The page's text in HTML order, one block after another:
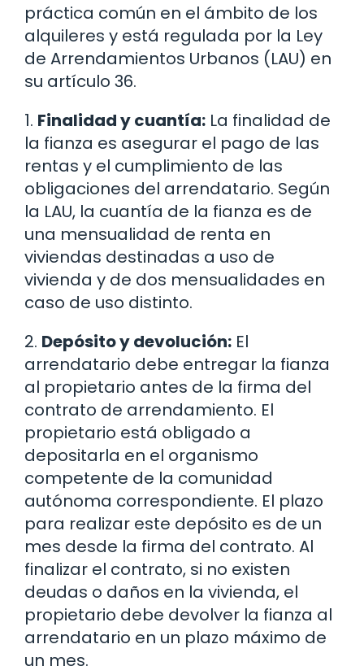
práctica común en el ámbito de los
alquileres y está regulada por la Ley
de Arrendamientos Urbanos (LAU) en
su artículo 36.
1. Finalidad y cuantía: La finalidad de
la fianza es asegurar el pago de las
rentas y el cumplimiento de las
obligaciones del arrendatario. Según
la LAU, la cuantía de la fianza es de
una mensualidad de renta en
viviendas destinadas a uso de
vivienda y de dos mensualidades en
caso de uso distinto.
2. Depósito y devolución: El
arrendatario debe entregar la fianza
al propietario antes de la firma del
contrato de arrendamiento. El
propietario está obligado a
depositarla en el organismo
competente de la comunidad
autónoma correspondiente. El plazo
para realizar este depósito es de un
mes desde la firma del contrato. Al
finalizar el contrato, si no existen
deudas o daños en la vivienda, el
propietario debe devolver la fianza al
arrendatario en un plazo máximo de
un mes.